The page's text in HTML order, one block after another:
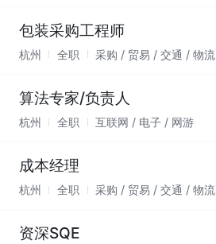
包装采购工程师
杭州 全职 采购 / 贸易 / 交通 / 物流
算法专家/负责人
杭州 全职 互联网 / 电子 / 网游
成本经理
杭州 全职 采购 / 贸易 / 交通 / 物流
资深SQE